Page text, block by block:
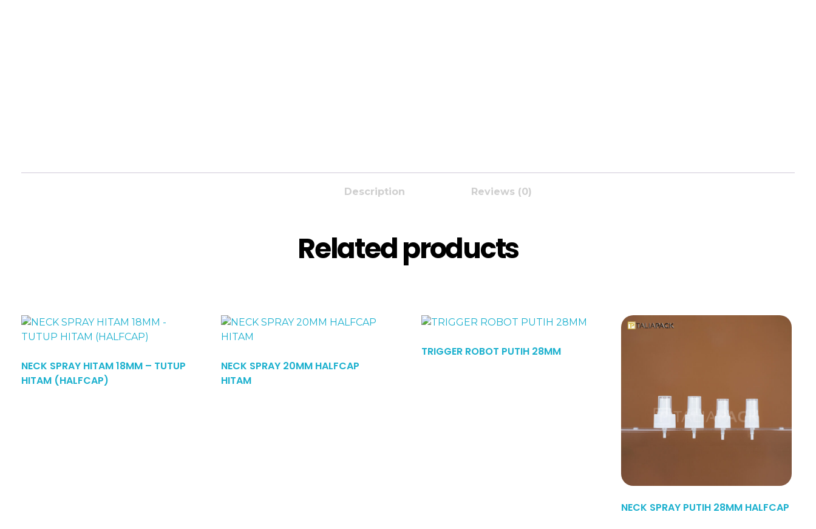
Description Reviews (0)
Related products
NECK SPRAY HITAM 18MM – TUTUP
HITAM (HALFCAP)
NECK SPRAY 20MM HALFCAP
HITAM
Read More
TRIGGER ROBOT PUTIH 28MM
NECK SPRAY PUTIH 28MM HALFCAP